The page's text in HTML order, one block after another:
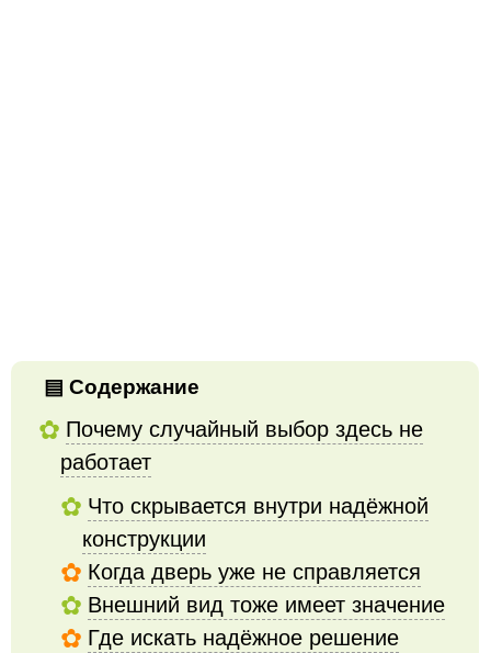
Содержание
Почему случайный выбор здесь не
работает
Что скрывается внутри надёжной
конструкции
Когда дверь уже не справляется
Внешний вид тоже имеет значение
Где искать надёжное решение